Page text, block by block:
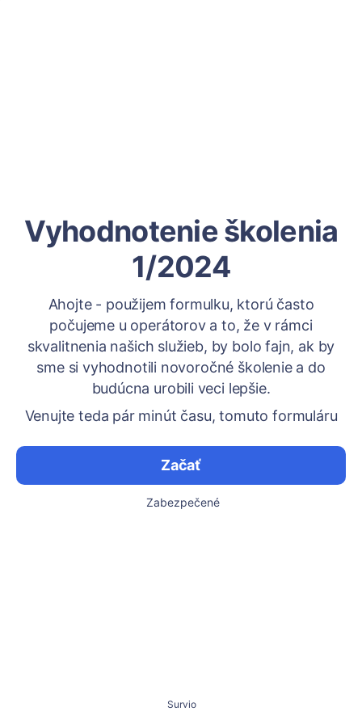
Vyhodnotenie školenia
1/2024
Ahojte - použijem formulku, ktorú často
počujeme u operátorov a to, že v rámci
skvalitnenia našich služieb, by bolo fajn, ak by
sme si vyhodnotili novoročné školenie a do
budúcna urobili veci lepšie.
Venujte teda pár minút času, tomuto formuláru
Začať
Zabezpečené
Survio